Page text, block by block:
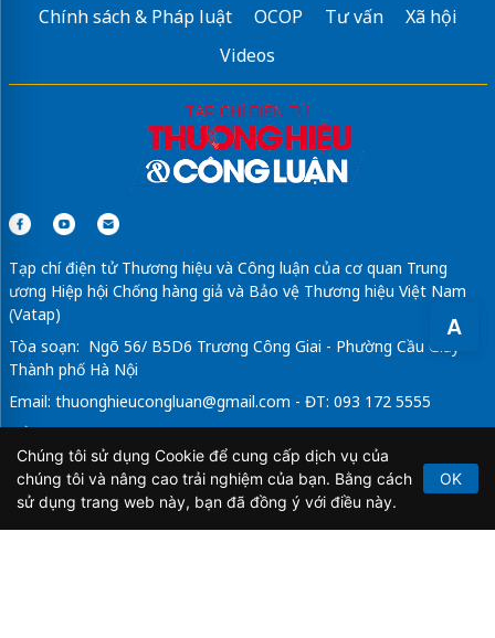
A
Chính sách & Pháp luật
OCOP Tư vấn
Xã hội
Videos
Tạp chí điện tử Thương hiệu và Công luận của cơ quan Trung
ương Hiệp hội Chống hàng giả và Bảo vệ Thương hiệu Việt Nam
(Vatap)
Tòa soạn: Ngõ 56/ B5D6 Trương Công Giai - Phường Cầu Giấy -
Thành phố Hà Nội
Email: thuonghieucongluan@gmail.com - ĐT: 093 172 5555
Tổng Biên Tập: Vũ Đức Thuận
Giấy phép hoạt động báo chí điện tử số 64/GP-BTTTT do Bộ
Thông tin và Truyền thông cấp ngày 21/2/2020.
Chúng tôi sử dụng Cookie để cung cấp dịch vụ của
chúng tôi và nâng cao trải nghiệm của bạn. Bằng cách
sử dụng trang web này, bạn đã đồng ý với điều này.
OK